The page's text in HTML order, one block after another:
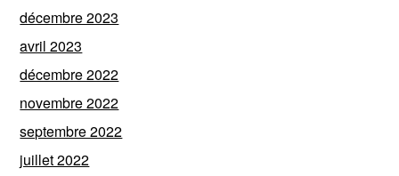
décembre 2023
avril 2023
décembre 2022
novembre 2022
septembre 2022
juillet 2022